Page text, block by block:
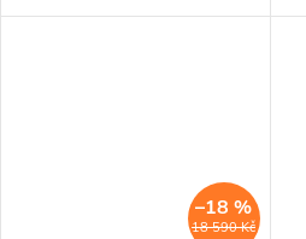
keramiku Retro nebo Classic.
18 590 Kč
–18 %